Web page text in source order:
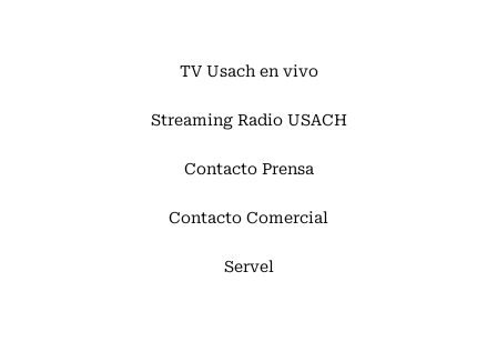
TV Usach en vivo
Streaming Radio USACH
Contacto Prensa
Contacto Comercial
Servel